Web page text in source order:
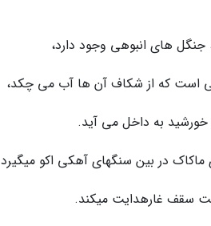
جنگل های انبوهی وجود دارد،
به داخل می آید.
در بین سنگهای آهکی اکو میگیرد
سقف غارهدایت میکند.